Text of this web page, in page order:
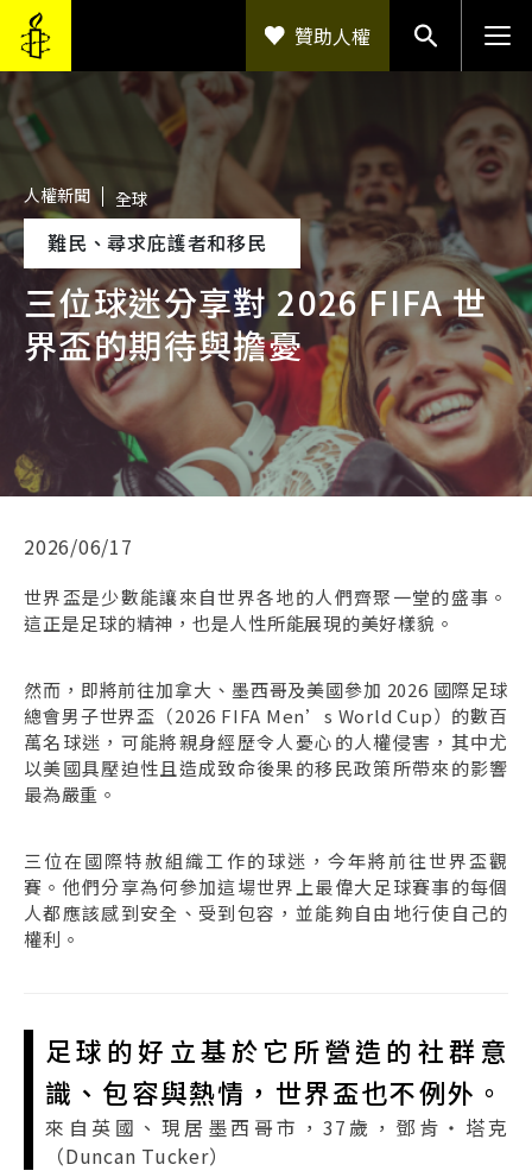
人權新聞 全球
難民、尋求庇護者和移民
三位球迷分享對 2026 FIFA 世
界盃的期待與擔憂
2026/06/17
世界盃是少數能讓來自世界各地的人們齊聚一堂的盛事。
這正是足球的精神，也是人性所能展現的美好樣貌。
然而，即將前往加拿大、墨西哥及美國參加 2026 國際足球
總會男子世界盃（2026 FIFA Men’s World Cup）的數百
萬名球迷，可能將親身經歷令人憂心的人權侵害，其中尤
以美國具壓迫性且造成致命後果的移民政策所帶來的影響
最為嚴重。
三位在國際特赦組織工作的球迷，今年將前往世界盃觀
賽。他們分享為何參加這場世界上最偉大足球賽事的每個
人都應該感到安全、受到包容，並能夠自由地行使自己的
權利。
足球的好立基於它所營造的社群意
識、包容與熱情，世界盃也不例外。
來自英國、現居墨西哥市，37歲，鄧肯・塔克
（Duncan Tucker）
贊助人權